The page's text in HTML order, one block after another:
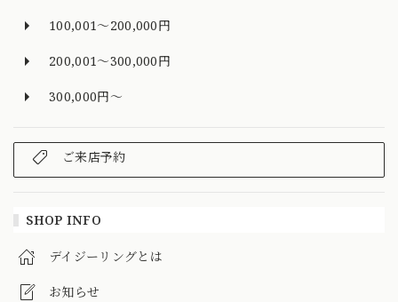
100,001～200,000円
200,001～300,000円
300,000円～
ご来店予約
SHOP INFO
デイジーリングとは
お知らせ